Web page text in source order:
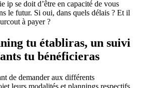
ip se doit d’être en capacité de vous
le futur. Si oui, dans quels délais ? Et il
à payer ?
tu établiras, un suivi
tu bénéficieras
de demander aux différents